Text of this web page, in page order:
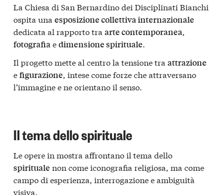
La Chiesa di San Bernardino dei Disciplinati Bianchi
ospita una esposizione collettiva internazionale
dedicata al rapporto tra arte contemporanea,
fotografiaedimensione spirituale.
Il progetto mette al centro la tensione tra attrazione
efigurazione, intese come forze che attraversano
l’immagine e ne orientano il senso.
Il tema dello spirituale
Le opere in mostra affrontano il tema dello
spirituale non come iconografia religiosa, ma come
campo di esperienza, interrogazione e ambiguità
visiva.